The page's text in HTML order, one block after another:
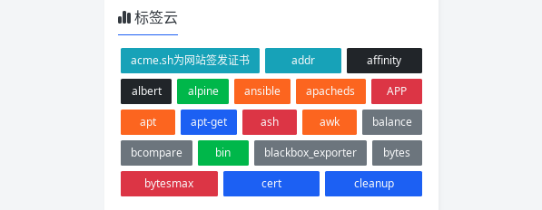
标签云
acme.sh为网站签发证书 addr
affinity
albert
alpine ansible apacheds
APP
apt
apt-get ash awk
balance
bcompare
bin blackbox_exporter
bytes
bytesmax
cert cleanup